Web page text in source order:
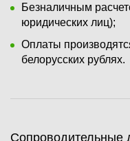
Безналичным
юридических лиц);
Оплаты
белорусских рублях.
Сопроводительные